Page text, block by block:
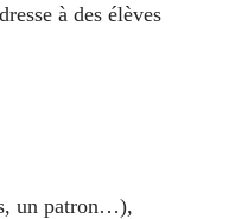
à des élèves
un patron…),